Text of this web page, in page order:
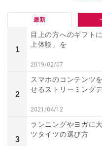
最新
1
目上の方へのギフト
上体験」を
2019/02/07
2
スマホのコンテンツ
せるストリーミング
2021/04/12
3
ランニングやヨガに
ツタイツの選び方